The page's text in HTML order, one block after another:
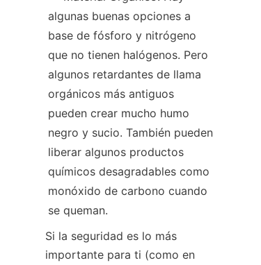
algunas buenas opciones a
base de fósforo y nitrógeno
que no tienen halógenos. Pero
algunos retardantes de llama
orgánicos más antiguos
pueden crear mucho humo
negro y sucio. También pueden
liberar algunos productos
químicos desagradables como
monóxido de carbono cuando
se queman.
Si la seguridad es lo más
importante para ti (como en